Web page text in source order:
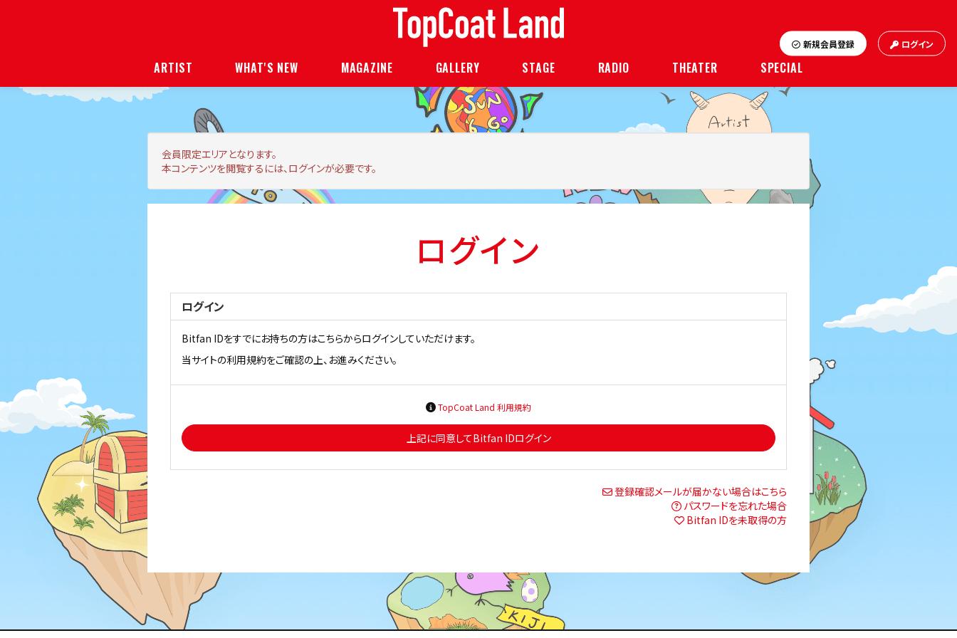
新規会員登録 ログイン
ARTIST WHAT'S NEW MAGAZINE GALLERY STAGE RADIO THEATER SPECIAL
会員限定エリア となります。
本コンテンツを閲覧するには、ログインが必要です。
ログイン
ログイン
Bitfan IDをすでにお持ちの方はこちらからログインしていただけます。
当サイトの利用規約をご確認の上、お進みください。
TopCoat Land 利用規約
上記に同意してBitfan IDログイン
登録確認メールが届かない場合はこちら
パスワードを忘れた場合
Bitfan IDを未取得の方